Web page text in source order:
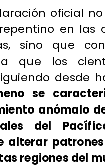
oficial
en las
sino que
que los
desde
se
anómalo
del
alterar
regiones del